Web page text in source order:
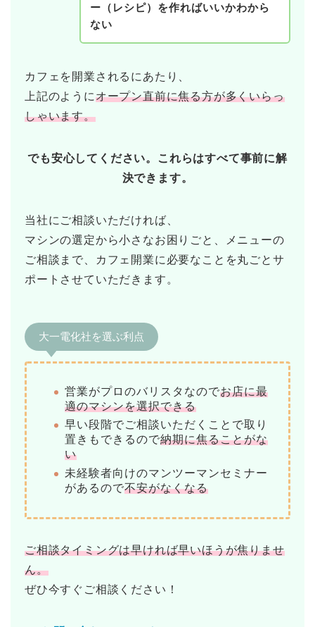
ー（レシピ）を作ればいいかわから
ない
カフェを開業されるにあたり、
上記のようにオープン直前に焦る方が多くいらっ
しゃいます。
でも安心してください。これらはすべて事前に解
決できます。
当社にご相談いただければ、
マシンの選定から小さなお困りごと、メニューの
ご相談まで、カフェ開業に必要なことを丸ごとサ
ポートさせていただきます。
大一電化社を選ぶ利点
営業がプロのバリスタなのでお店に最
適のマシンを選択できる
早い段階でご相談いただくことで取り
置きもできるので納期に焦ることがな
い
未経験者向けのマンツーマンセミナー
があるので不安がなくなる
ご相談タイミングは早ければ早いほうが焦りませ
ん。
ぜひ今すぐご相談ください！